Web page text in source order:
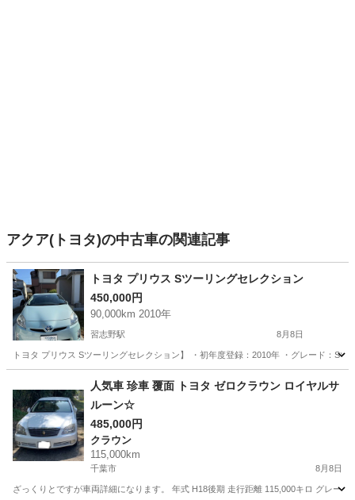
アクア(トヨタ)の中古車の関連記事
トヨタ プリウス Sツーリングセレクション
450,000円
90,000km 2010年
習志野駅 8月8日
トヨタ プリウス Sツーリングセレクション】 ・初年度登録：2010年 ・グレード：S
習志野駅 トヨタ
人気車 珍車 覆面 トヨタ ゼロクラウン ロイヤルサ
ルーン☆
485,000円
クラウン
115,000km
千葉市 8月8日
ざっくりとですが車両詳細になります。 年式 H18後期 走行距離 115,000キロ グレー